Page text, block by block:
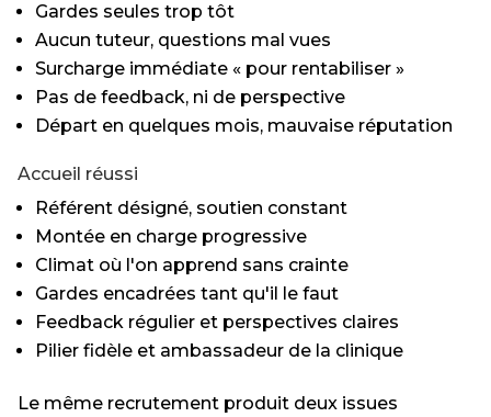
Gardes seules trop tôt
Aucun tuteur, questions mal vues
Surcharge immédiate « pour rentabiliser »
Pas de feedback, ni de perspective
Départ en quelques mois, mauvaise réputation
Accueil réussi
Référent désigné, soutien constant
Montée en charge progressive
Climat où l'on apprend sans crainte
Gardes encadrées tant qu'il le faut
Feedback régulier et perspectives claires
Pilier fidèle et ambassadeur de la clinique
Le même recrutement produit deux issues